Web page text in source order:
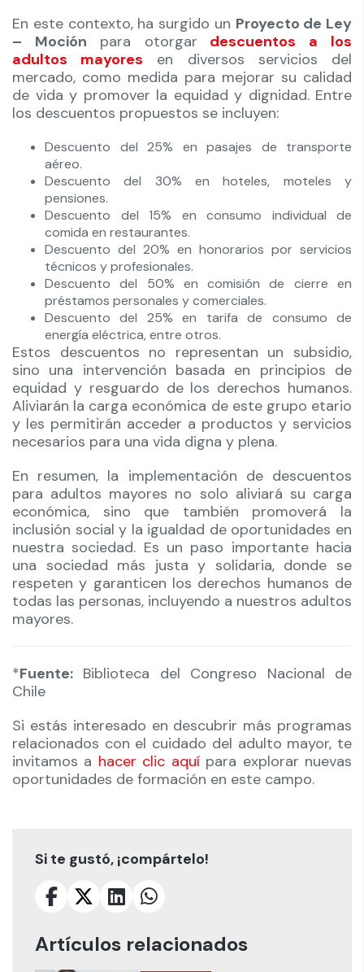
En este contexto, ha surgido un Proyecto de Ley
– Moción para otorgar
descuentos a los
adultos mayores en diversos servicios del
mercado, como medida para mejorar su calidad
de vida y promover la equidad y dignidad. Entre
los descuentos propuestos se incluyen:
Descuento del 25% en pasajes de transporte
aéreo.
Descuento del 30% en hoteles, moteles y
pensiones.
Descuento del 15% en consumo individual de
comida en restaurantes.
Descuento del 20% en honorarios por servicios
técnicos y profesionales.
Descuento del 50% en comisión de cierre en
préstamos personales y comerciales.
Descuento del 25% en tarifa de consumo de
energía eléctrica, entre otros.
Estos descuentos no representan un subsidio,
sino una intervención basada en principios de
equidad y resguardo de los derechos humanos.
Aliviarán la carga económica de este grupo etario
y les permitirán acceder a productos y servicios
necesarios para una vida digna y plena.
En resumen, la implementación de descuentos
para adultos mayores no solo aliviará su carga
económica, sino que también promoverá la
inclusión social y la igualdad de oportunidades en
nuestra sociedad. Es un paso importante hacia
una sociedad más justa y solidaria, donde se
respeten y garanticen los derechos humanos de
todas las personas, incluyendo a nuestros adultos
mayores.
*Fuente: Biblioteca del Congreso Nacional de
Chile
Si estás interesado en descubrir más programas
relacionados con el cuidado del adulto mayor, te
invitamos a hacer clic aquí para explorar nuevas
oportunidades de formación en este campo.
Si te gustó, ¡compártelo!
Artículos relacionados